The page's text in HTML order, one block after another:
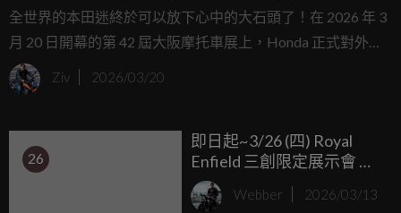
全世界的本田迷終於可以放下心中的大石頭了！在 2026 年 3
月 20 日開幕的第 42 屆大阪摩托車展上，Honda 正式對外公
開了萬眾矚目的次世代直列四缸概念車：「CB400 SUPER
FOUR E-Clutch Concept 以及 CBR400R FOUR E-Clutch
Ziv 2026/03/20
26
即日起~3/26 (四) Royal
Enfield 三創限定展示會 打
造巨型玩具盒展區 ×
Meteor 350、Super
Webber 2026/03/13